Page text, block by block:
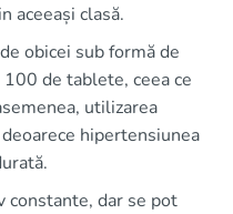
aceeași clasă.
obicei sub formă de
de tablete, ceea ce
utilizarea
hipertensiunea
constante, dar se pot